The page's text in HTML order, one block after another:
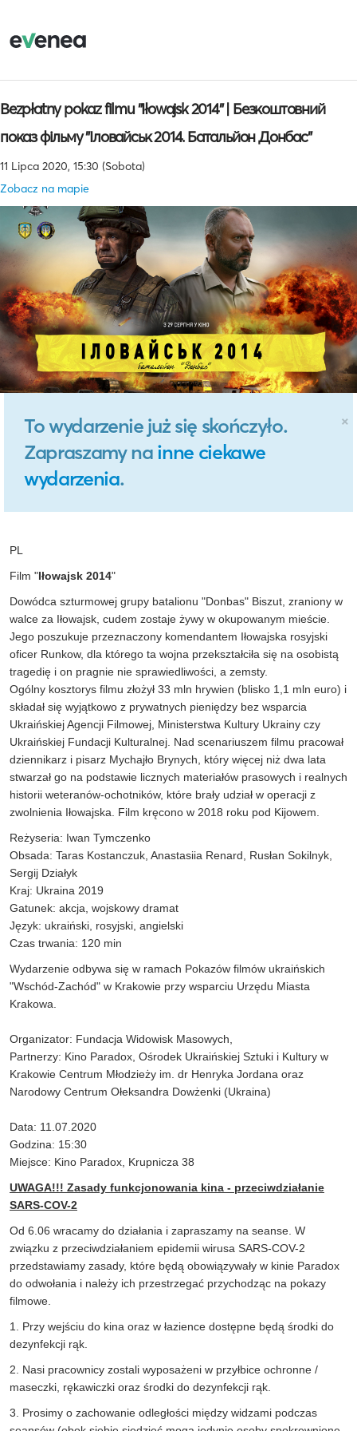
Bezpłatny pokaz filmu "Iłowajsk 2014" | Безкоштовний
показ фільму "Іловайськ 2014. Батальйон Донбас"
11 Lipca 2020, 15:30 (Sobota)
Zobacz na mapie
×
To wydarzenie już się skończyło.
Zapraszamy na inne ciekawe
wydarzenia.
PL
Film "Iłowajsk 2014"
Dowódca szturmowej grupy batalionu "Donbas" Biszut, zraniony w
walce za Iłowajsk, cudem zostaje żywy w okupowanym mieście.
Jego poszukuje przeznaczony komendantem Iłowajska rosyjski
oficer Runkow, dla którego ta wojna przekształciła się na osobistą
tragedię i on pragnie nie sprawiedliwości, a zemsty.
Ogólny kosztorys filmu złożył 33 mln hrywien (blisko 1,1 mln euro) i
składał się wyjątkowo z prywatnych pieniędzy bez wsparcia
Ukraińskiej Agencji Filmowej, Ministerstwa Kultury Ukrainy czy
Ukraińskiej Fundacji Kulturalnej. Nad scenariuszem filmu pracował
dziennikarz i pisarz Mychajło Brynych, który więcej niż dwa lata
stwarzał go na podstawie licznych materiałów prasowych i realnych
historii weteranów-ochotników, które brały udział w operacji z
zwolnienia Iłowajska. Film kręcono w 2018 roku pod Kijowem.
Reżyseria: Iwan Tymczenko
Obsada: Taras Kostanczuk, Anastasiia Renard, Rusłan Sokilnyk,
Sergij Działyk
Kraj: Ukraina 2019
Gatunek: akcja, wojskowy dramat
Język: ukraiński, rosyjski, angielski
Czas trwania: 120 min
Wydarzenie odbywa się w ramach Pokazów filmów ukraińskich
"Wschód-Zachód" w Krakowie przy wsparciu Urzędu Miasta
Krakowa.
Organizator: Fundacja Widowisk Masowych,
Partnerzy: Kino Paradox, Ośrodek Ukraińskiej Sztuki i Kultury w
Krakowie Centrum Młodzieży im. dr Henryka Jordana oraz
Narodowy Centrum Ołeksandra Dowżenki (Ukraina)
Data: 11.07.2020
Godzina: 15:30
Miejsce: Kino Paradox, Krupnicza 38
UWAGA!!! Zasady funkcjonowania kina - przeciwdziałanie
SARS-COV-2
Od 6.06 wracamy do działania i zapraszamy na seanse. W
związku z przeciwdziałaniem epidemii wirusa SARS-COV-2
przedstawiamy zasady, które będą obowiązywały w kinie Paradox
do odwołania i należy ich przestrzegać przychodząc na pokazy
filmowe.
1. Przy wejściu do kina oraz w łazience dostępne będą środki do
dezynfekcji rąk.
2. Nasi pracownicy zostali wyposażeni w przyłbice ochronne /
maseczki, rękawiczki oraz środki do dezynfekcji rąk.
3. Prosimy o zachowanie odległości między widzami podczas